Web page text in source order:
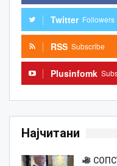
Twitter Followers
RSS Subscribe
Plusinfomk
Најчитани